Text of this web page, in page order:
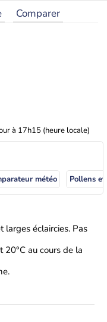
Comparer
à 17h15 (heure locale)
météo Pollens
larges éclaircies. Pas
au cours de la